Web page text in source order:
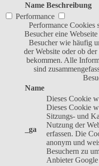
Name Beschreibung
Performance
Performance Cookies
Besucher eine
Besucher wie häufig
der Website oder ob
bekommen. Alle
sind
Name
_ga
Dieses Cookie
Dieses Cookie
Sitzungs- und
Nutzung der
erfassen. Die
anonym und
Besuchern zu
Anbieter